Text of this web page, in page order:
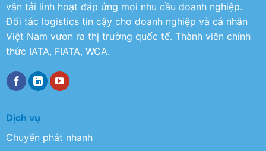
vận tải linh hoạt đáp ứng mọi nhu cầu doanh nghiệp.
Đối tác logistics tin cậy cho doanh nghiệp và cá nhân
Việt Nam vươn ra thị trường quốc tế. Thành viên chính
thức IATA, FIATA, WCA.
Dịch vụ
Chuyển phát nhanh